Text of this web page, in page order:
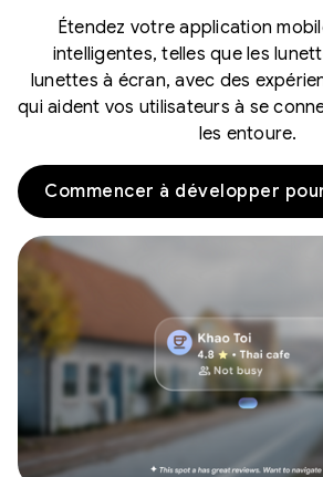
Étendez votre application
intelligentes, telles que les
lunettes à écran, avec des
qui aident vos utilisateurs à se
les entoure.